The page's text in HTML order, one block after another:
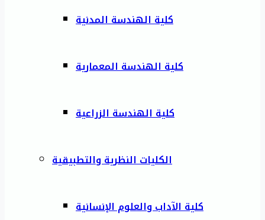
كلية الهندسة المدنية
كلية الهندسة المعمارية
كلية الهندسة الزراعية
الكليات النظرية والتطبيقية
كلية الآداب والعلوم الإنسانية